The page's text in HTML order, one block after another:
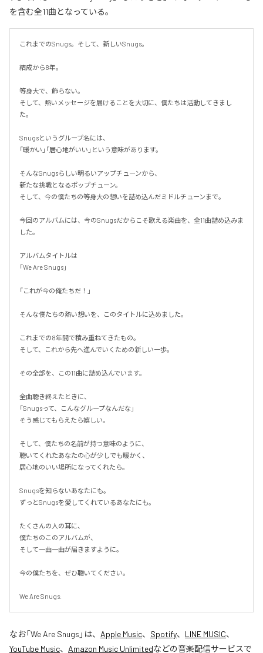
を含む全11曲となっている。
これまでのSnugs。そして、新しいSnugs。
結成から8年。
等身大で、飾らない。
そして、熱いメッセージを届けることを大切に、僕たちは活動してきまし
た。
Snugsというグループ名には、
「暖かい」「居心地がいい」という意味があります。
そんなSnugsらしい明るいアップチューンから、
新たな挑戦となるポップチューン。
そして、今の僕たちの等身大の想いを詰め込んだミドルチューンまで。
今回のアルバムには、今のSnugsだからこそ歌える楽曲を、全11曲詰め込みま
した。
アルバムタイトルは
「We Are Snugs」
「これが今の俺たちだ！」
そんな僕たちの熱い想いを、このタイトルに込めました。
これまでの8年間で積み重ねてきたもの。
そして、これから先へ進んでいくための新しい一歩。
その全部を、この11曲に詰め込んでいます。
全曲聴き終えたときに、
「Snugsって、こんなグループなんだな」
そう感じてもらえたら嬉しい。
そして、僕たちの名前が持つ意味のように、
聴いてくれたあなたの心が少しでも暖かく、
居心地のいい場所になってくれたら。
Snugsを知らないあなたにも。
ずっとSnugsを愛してくれているあなたにも。
たくさんの人の耳に、
僕たちのこのアルバムが、
そして一曲一曲が届きますように。
今の僕たちを、ぜひ聴いてください。
We Are Snugs.
なお「We Are Snugs 」は、 Apple Music、 Spotify、 LINE MUSIC、
YouTube Music、 Amazon Music Unlimitedなどの音楽配信サービスで